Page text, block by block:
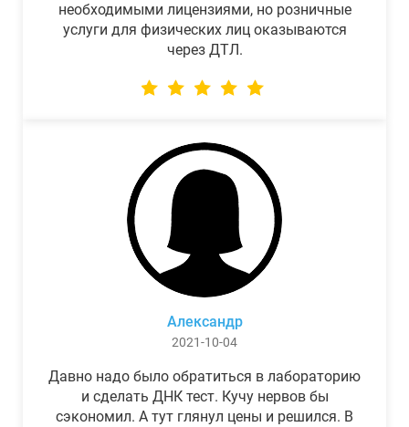
необходимыми лицензиями, но розничные
услуги для физических лиц оказываются
через ДТЛ.
Александр
2021-10-04
Давно надо было обратиться в лабораторию
и сделать ДНК тест. Кучу нервов бы
сэкономил. А тут глянул цены и решился. В